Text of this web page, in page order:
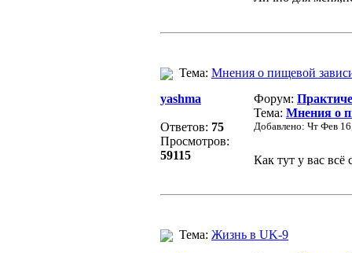
Тема: Мнения о пищевой
yashma
Ответов: 75
Просмотров:
59115
Форум:
Тема: Мнения о
Добавлено: Чт Фев
Как тут у вас
Тема: Жизнь в UK-9